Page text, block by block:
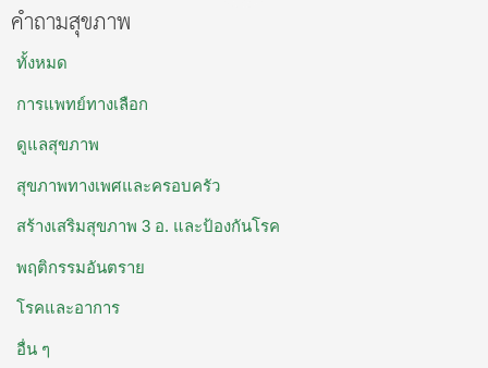
คำถามสุขภาพ
ทั้งหมด
การแพทย์ทางเลือก
ดูแลสุขภาพ
สุขภาพทางเพศและครอบครัว
สร้างเสริมสุขภาพ 3 อ. และป้องกันโรค
พฤติกรรมอันตราย
โรคและอาการ
อื่น ๆ